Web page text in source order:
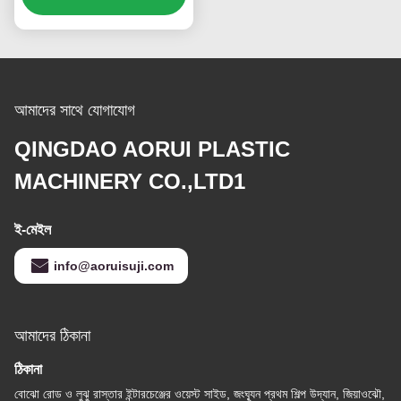
আমাদের সাথে যোগাযোগ
QINGDAO AORUI PLASTIC
MACHINERY CO.,LTD1
ই-মেইল
info@aoruisuji.com
আমাদের ঠিকানা
ঠিকানা
বোঝো রোড ও লুঝু রাস্তার ইন্টারচেঞ্জের ওয়েস্ট সাইড, জংঘ্যূন প্রথম শিল্প উদ্যান, জিয়াওঝৌ,